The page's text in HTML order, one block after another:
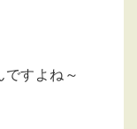
すよね～